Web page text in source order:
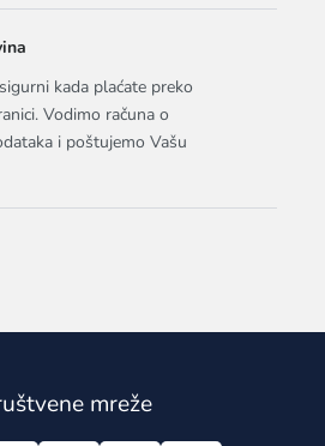
kada plaćate preko
Vodimo računa o
i poštujemo Vašu
mreže